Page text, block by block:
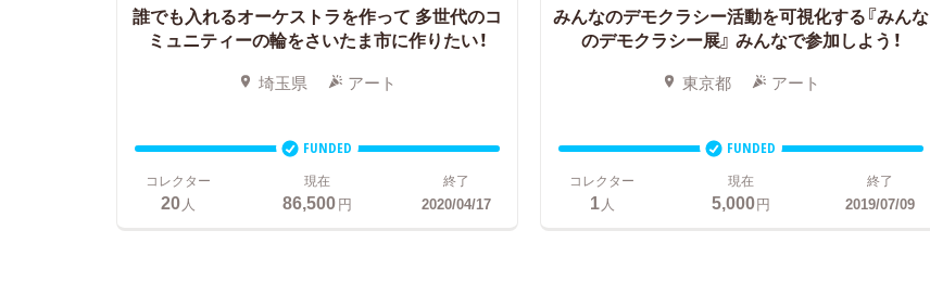
誰でも入れるオーケストラを作って 多世代のコ
ミュニティーの輪をさいたま市に作りたい！
埼玉県 アート
FUNDED
コレクター
20人
現在
86,500円
終了
2020/04/17
みんなのデモクラシー活動を可視化する『みんな
のデモクラシー展』 みんなで参加しよう！
東京都 アート
FUNDED
コレクター
1人
現在
5,000円
終了
2019/07/09